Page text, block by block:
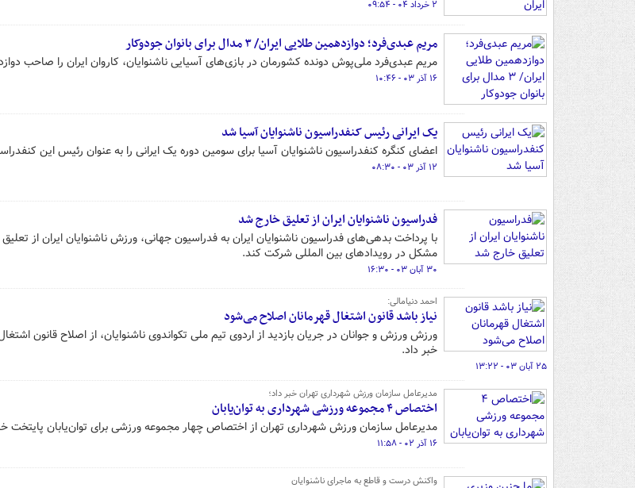
۲ خرداد ۰۴ - ۰۹:۵۴
مریم عبدی‌فرد؛ دوازدهمین طلایی ایران/ ۳ مدال برای بانوان جودوکار
مریم عبدی‌فرد ملی‌پوش دونده کشورمان در بازی‌های آسیایی ناشنوایان، کاروان ایران را صاحب
۱۶ آذر ۰۳ - ۱۰:۴۶
یک ایرانی رئیس کنفدراسیون ناشنوایان آسیا شد
اعضای کنگره کنفدراسیون ناشنوایان آسیا برای سومین دوره یک ایرانی را به عنوان رئیس این
۱۲ آذر ۰۳ - ۰۸:۳۰
فدراسیون ناشنوایان ایران از تعلیق خارج شد
با پرداخت بدهی‌های فدراسیون ناشنوایان ایران به فدراسیون جهانی، ورزش ناشنوایان ایران از
مشکل در رویدادهای بین المللی شرکت کند.
۳۰ آبان ۰۳ - ۱۶:۳۰
احمد دنیامالی:
نیاز باشد قانون اشتغال قهرمانان اصلاح می‌شود
ورزش ورزش و جوانان در جریان بازدید از اردوی تیم ملی تکواندوی ناشنوایان، از اصلاح قانون
خبر داد.
۲۵ آبان ۰۳ - ۱۳:۲۲
مدیرعامل سازمان ورزش شهرداری تهران خبر داد؛
اختصاص ۴ مجموعه ورزشی شهرداری به توان‌یابان
مدیرعامل سازمان ورزش شهرداری تهران از اختصاص چهار مجموعه ورزشی برای توان‌یابان پایتخت
۱۶ آذر ۰۲ - ۱۱:۵۸
واکنش درست و قاطع به ماجرای ناشنوایان